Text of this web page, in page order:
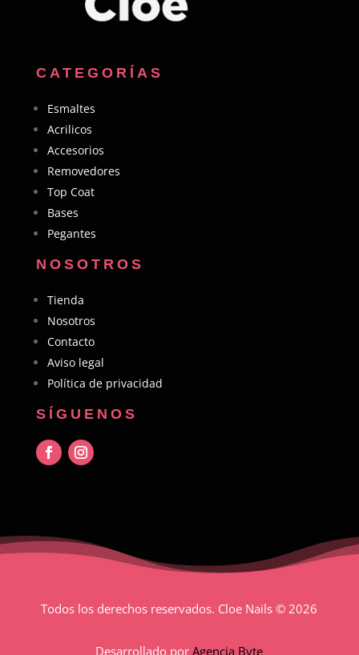
CATEGORÍAS
Esmaltes
Acrilicos
Accesorios
Removedores
Top Coat
Bases
Pegantes
NOSOTROS
Tienda
Nosotros
Contacto
Aviso legal
Política de privacidad
SÍGUENOS
Todos los derechos reservados. Cloe Nails© 2026
Desarrollado porAgencia Byte